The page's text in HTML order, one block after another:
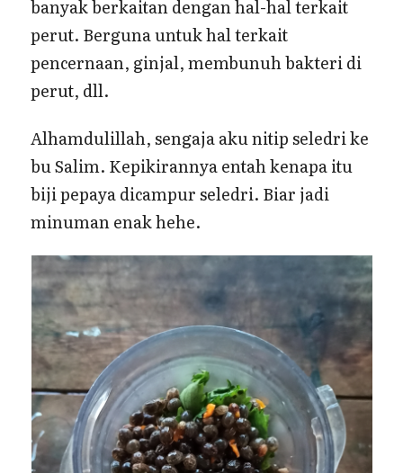
banyak berkaitan dengan hal-hal terkait
perut. Berguna untuk hal terkait
pencernaan, ginjal, membunuh bakteri di
perut, dll.
Alhamdulillah, sengaja aku nitip seledri ke
bu Salim. Kepikirannya entah kenapa itu
biji pepaya dicampur seledri. Biar jadi
minuman enak hehe.